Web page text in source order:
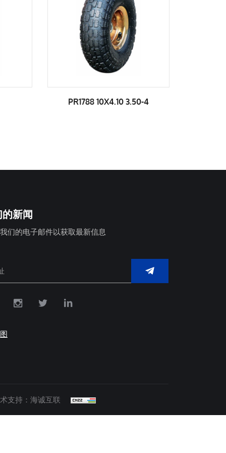
PR1800 10X3.50-4
新闻
们的电子邮件以获取最新信息
支持：海诚互联